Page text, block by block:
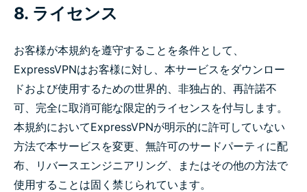
8. ライセンス
お客様が本規約を遵守することを条件として、
ExpressVPNはお客様に対し、本サービスをダウンロー
ドおよび使用するための世界的、非独占的、再許諾不
可、完全に取消可能な限定的ライセンスを付与します。
本規約においてExpressVPNが明示的に許可していない
方法で本サービスを変更、無許可のサードパーティに配
布、リバースエンジニアリング、またはその他の方法で
使用することは固く禁じられています。